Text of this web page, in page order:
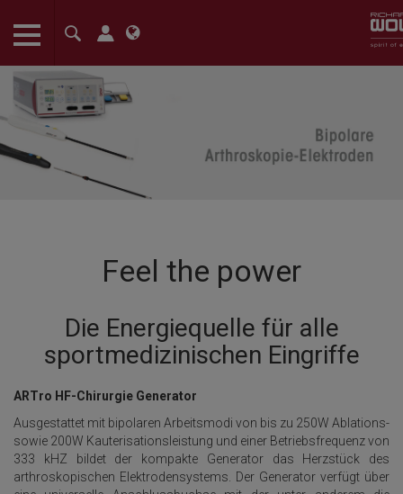
The language setting of your browser is set to English. Do you want
Feel the power
Die Energiequelle für alle
sportmedizinischen Eingriffe
ARTro HF-Chirurgie Generator
Ausgestattet mit bipolaren Arbeitsmodi von bis zu 250W Ablations-
sowie 200W Kauterisationsleistung und einer Betriebsfrequenz von
333 kHZ bildet der kompakte Generator das Herzstück des
arthroskopischen Elektrodensystems. Der Generator verfügt über